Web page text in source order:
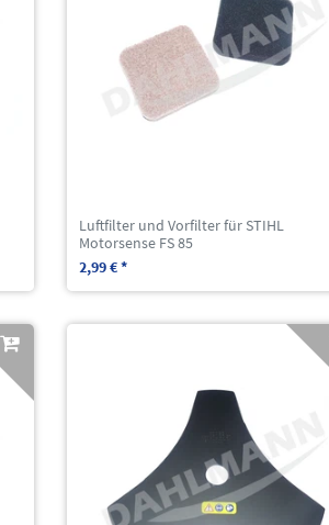
Luftfilter und Vorfilter für STIHL
Motorsense FS 85
2,99 € *